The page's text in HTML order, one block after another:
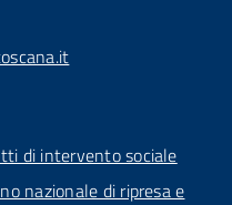
di intervento sociale
nazionale di ripresa e